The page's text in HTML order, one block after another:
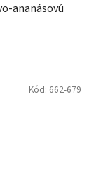
ananásovú
Kód: 662-679